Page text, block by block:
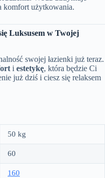
komfort użytkowania.
Luksusem w Twojej
swojej łazienki już teraz.
i estetykę, która będzie Ci
już dziś i ciesz się relaksem
50 kg
60
160